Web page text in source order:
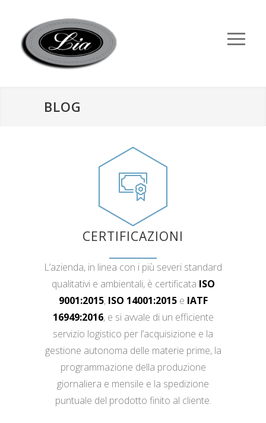
BLOG
CERTIFICAZIONI
L’azienda, in linea con i più severi standard
qualitativi e ambientali, è certificata ISO
9001:2015, ISO 14001:2015e IATF
16949:2016, e si avvale di un efficiente
servizio logistico per l’acquisizione e la
gestione autonoma delle materie prime, la
programmazione della produzione
giornaliera e mensile e la spedizione
puntuale del prodotto finito al cliente.